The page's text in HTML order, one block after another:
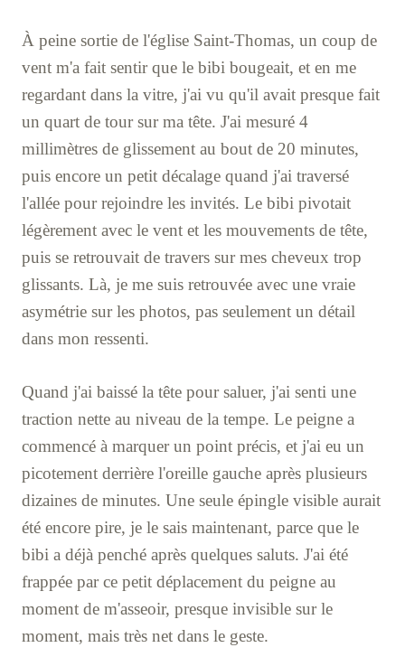
À peine sortie de l'église Saint-Thomas, un coup de
vent m'a fait sentir que le bibi bougeait, et en me
regardant dans la vitre, j'ai vu qu'il avait presque fait
un quart de tour sur ma tête. J'ai mesuré 4
millimètres de glissement au bout de 20 minutes,
puis encore un petit décalage quand j'ai traversé
l'allée pour rejoindre les invités. Le bibi pivotait
légèrement avec le vent et les mouvements de tête,
puis se retrouvait de travers sur mes cheveux trop
glissants. Là, je me suis retrouvée avec une vraie
asymétrie sur les photos, pas seulement un détail
dans mon ressenti.
Quand j'ai baissé la tête pour saluer, j'ai senti une
traction nette au niveau de la tempe. Le peigne a
commencé à marquer un point précis, et j'ai eu un
picotement derrière l'oreille gauche après plusieurs
dizaines de minutes. Une seule épingle visible aurait
été encore pire, je le sais maintenant, parce que le
bibi a déjà penché après quelques saluts. J'ai été
frappée par ce petit déplacement du peigne au
moment de m'asseoir, presque invisible sur le
moment, mais très net dans le geste.